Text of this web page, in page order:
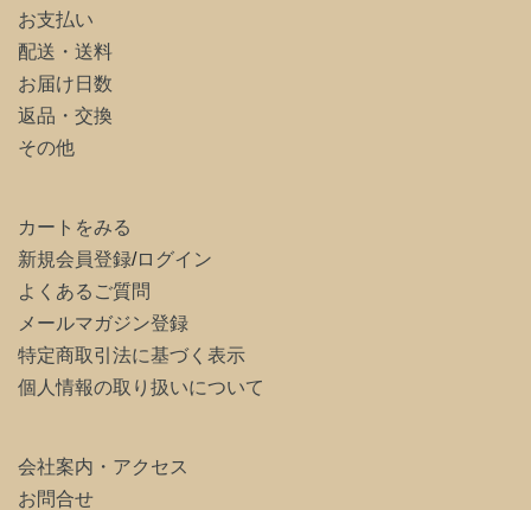
お支払い
配送・送料
お届け日数
返品・交換
その他
カートをみる
新規会員登録/ログイン
よくあるご質問
メールマガジン登録
特定商取引法に基づく表示
個人情報の取り扱いについて
会社案内・アクセス
お問合せ